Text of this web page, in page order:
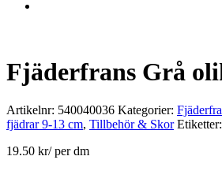
Fjäderfrans Grå
Artikelnr: 540040036 Kategorier:
fjädrar 9-13 cm, Tillbehör & Skor Etiketter:
19.50 kr/ per dm